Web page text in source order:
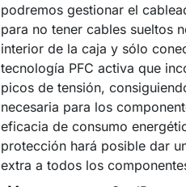
podremos gestionar el
para no tener cables sueltos
interior de la caja y sólo
tecnología PFC activa que
picos de tensión,
necesaria para los
eficacia de consumo
protección hará posible dar
extra a todos los